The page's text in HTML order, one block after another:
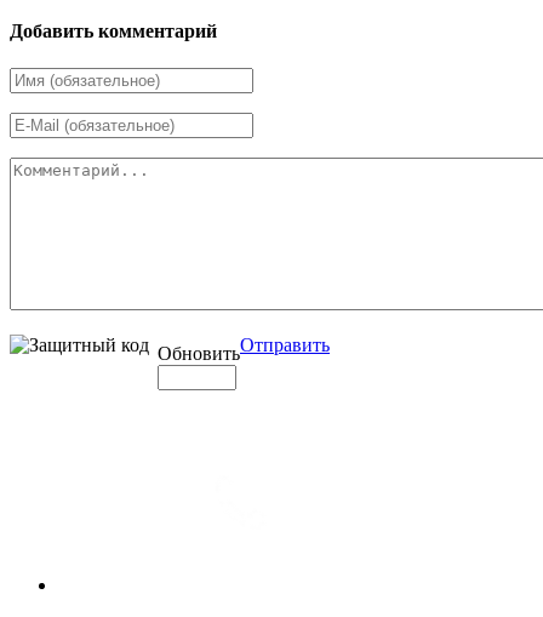
Добавить комментарий
ОбновитьОтправить